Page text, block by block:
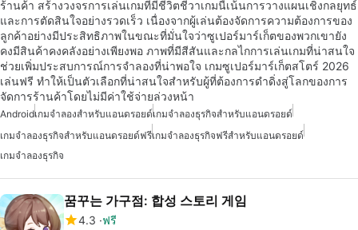
ร้านค้า สร้างวงจรการเล่นเกมที่มีชีวิตชีวาเกมนี้เน้นการวางแผนเชิงกลยุทธ์
และการตัดสินใจอย่างรวดเร็ว เนื่องจากผู้เล่นต้องจัดการความต้องการของ
ลูกค้าอย่างมีประสิทธิภาพในขณะที่มั่นใจว่าซูเปอร์มาร์เก็ตของพวกเขายัง
คงมีสินค้าคงคลังอย่างเพียงพอ ภาพที่มีสีสันและกลไกการเล่นเกมที่น่าสนใจ
ช่วยเพิ่มประสบการณ์การจำลองที่น่าพอใจ เกมซูเปอร์มาร์เก็ตสโตร์ 2026
เล่นฟรี ทำให้เป็นตัวเลือกที่น่าสนใจสำหรับผู้ที่ต้องการดำดิ่งสู่โลกของการ
จัดการร้านค้าโดยไม่มีค่าใช้จ่ายล่วงหน้า
Androidเกมจำลองสำหรับแอนดรอยด์เกมจำลองธุรกิจสำหรับแอนดรอยด์
เกมจำลองธุรกิจสำหรับแอนดรอยด์ฟรีเกมจำลองธุรกิจฟรีสำหรับแอนดรอยด์
เกมจำลองธุรกิจ
꿈꾸는 가구점: 합성 스토리 게임
4.3 ฟรี